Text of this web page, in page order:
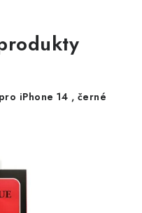
iPhone 14 , černé